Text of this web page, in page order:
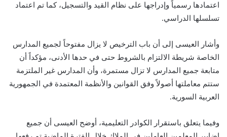
اعتمادها رسمياً وإدراجها على نظام القيد والتسجيل، كما تم اعتماد
تسلسلها الدراسي.
وأشار العيسى إلى أن باب الترخيص لا يزال مفتوحاً لجميع المدارس
الخاصة شريطة الالتزام بالشروط حتى في حدها الأدنى، مؤكداً أن
متابعة جميع المدارس لا تزال مستمرة، وأن المدارس غير الملتزمة
ستتم معاملتها أصولاً وفق القوانين والأنظمة المعتمدة في الجمهورية
العربية السورية.
وفيما يتعلق باستقرار الكوادر التعليمية، أوضح العيسى أن جميع